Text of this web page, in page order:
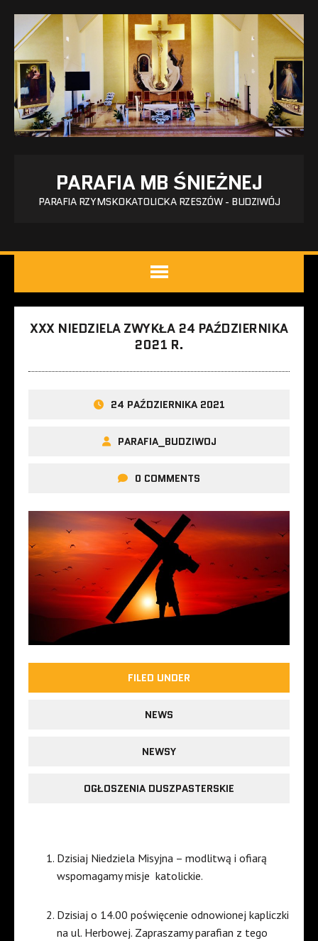
PARAFIA MB ŚNIEŻNEJ
PARAFIA RZYMSKOKATOLICKA RZESZÓW - BUDZIWÓJ
XXX NIEDZIELA ZWYKŁA 24 PAŹDZIERNIKA
2021 R.
24 PAŹDZIERNIKA 2021
PARAFIA_BUDZIWOJ
0 COMMENTS
FILED UNDER
NEWS
NEWSY
OGŁOSZENIA DUSZPASTERSKIE
Dzisiaj Niedziela Misyjna – modlitwą i ofiarą
wspomagamy misje katolickie.
Dzisiaj o 14.00 poświęcenie odnowionej kapliczki
na ul. Herbowej. Zapraszamy parafian z tego